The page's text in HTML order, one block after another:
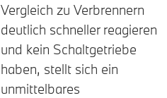
Vergleich zu Verbrennern
deutlich schneller reagieren
und kein Schaltgetriebe
haben, stellt sich ein
unmittelbares